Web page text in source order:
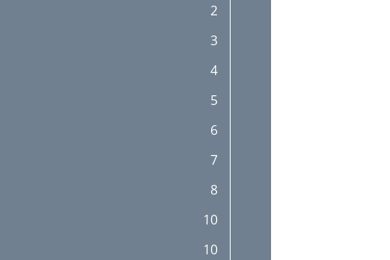
2
3
4
5
6
7
8
10
10